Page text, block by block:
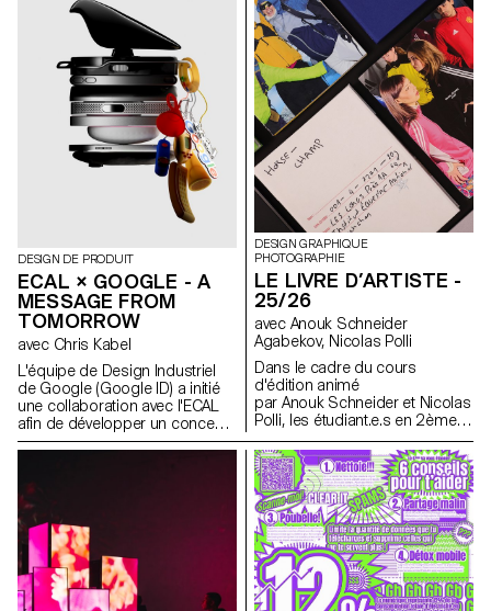
historique et spatial riche,
propice à l'exploration de
l'esthétique, des fonctions et de
l'interaction avec les visiteurs.
Les étudiant·e·s ont eu accès à
l'ensemble du catalogue Mutina
(carreaux, briques et autres
matériaux) pour construire leurs
installations. Le projet a été
sélectionné et accompagné
par le designer français Ronan
Bouroullec, l'ECAL, la Villa
DESIGN DE PRODUIT
ECAL × GOOGLE - A
MESSAGE FROM
TOMORROW
avec Chris Kabel
L'équipe de Design Industriel
de Google (Google ID) a initié
une collaboration avec l'ECAL
afin de développer un concept
de produit autour du téléphone
en Master de Design de
Produit ont été invité·e·s à
imaginer un outil innovant
adapté aux habitudes
contemporaines. À travers des
stroytelling créatifs, ces projets
conceptuels s’intéressent à la
DESIGN GRAPHIQUE
PHOTOGRAPHIE
LE LIVRE D’ARTISTE -
25/26
avec Anouk Schneider
Agabekov, Nicolas Polli
Dans le cadre du cours
d'édition animé
par Anouk Schneider et Nicolas
Polli, les étudiant.e.s en 2ème
année de Communication
Visuelle ont eu l'opportunité de
concevoir un livre d'artiste au
cours du premier semestre. Ce
projet de livre se distingue par
son approche contemporaine
visant à créer un objet éditorial
qui intègre harmonieusement
forme et contenu dans le
contexte actuel du paysage